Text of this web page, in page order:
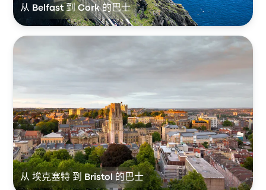
从 Belfast 到 Cork 的巴士
从 埃克塞特 到 Bristol 的巴士